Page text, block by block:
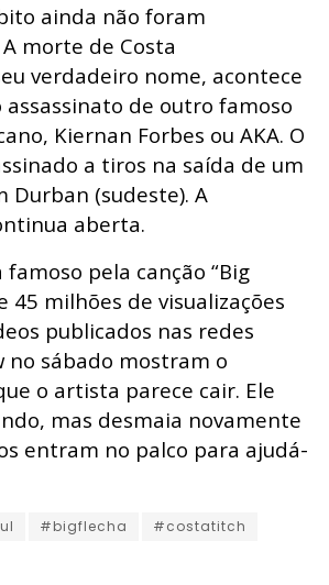
ainda não foram
morte de Costa
verdadeiro nome, acontece
assassinato de outro famoso
Kiernan Forbes ou AKA. O
a tiros na saída de um
Durban (sudeste). A
aberta.
pela canção “Big
45 milhões de visualizações
publicados nas redes
no sábado mostram o
o artista parece cair. Ele
mas desmaia novamente
entram no palco para ajudá-
#bigflecha
#costatitch